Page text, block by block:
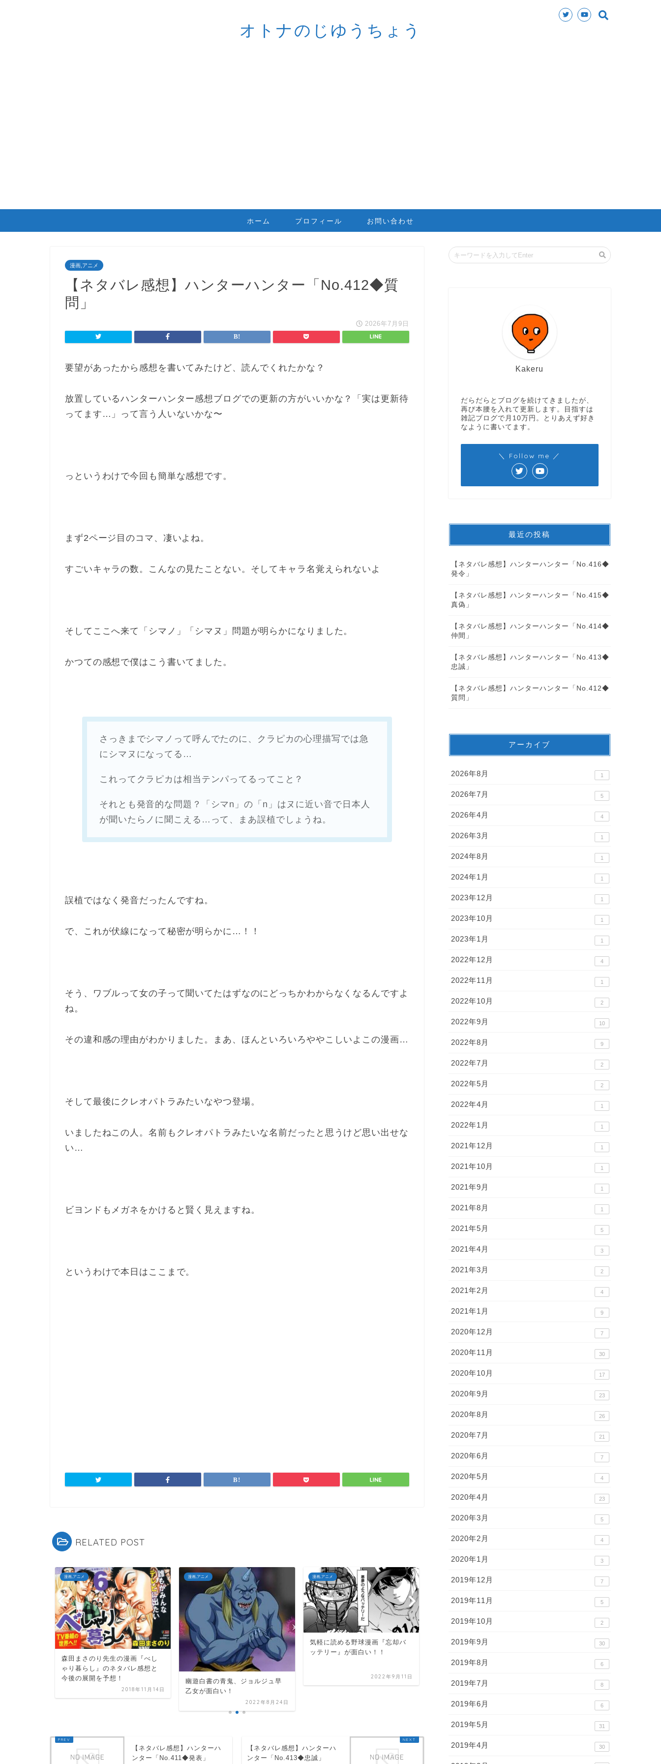
オトナのじゆうちょう
ホーム プロフィール お問い合わせ
漫画,アニメ
【ネタバレ感想】ハンターハンター「No.412◆質
問」
2026年7月9日
要望があったから感想を書いてみたけど、読んでくれたかな？
放置しているハンターハンター感想ブログでの更新の方がいいかな？「実は更新待
ってます…」って言う人いないかな〜
っというわけで今回も簡単な感想です。
まず2ページ目のコマ、凄いよね。
すごいキャラの数。こんなの見たことない。そしてキャラ名覚えられないよ
そしてここへ来て「シマノ」「シマヌ」問題が明らかになりました。
かつての感想で僕はこう書いてました。
さっきまでシマノって呼んでたのに、クラピカの心理描写では急
にシマヌになってる…
これってクラピカは相当テンパってるってこと？
それとも発音的な問題？「シマn」の「n」はヌに近い音で日本人
が聞いたらノに聞こえる…って、まあ誤植でしょうね。
誤植ではなく発音だったんですね。
で、これが伏線になって秘密が明らかに…！！
そう、ワブルって女の子って聞いてたはずなのにどっちかわからなくなるんですよ
ね。
その違和感の理由がわかりました。まあ、ほんといろいろややこしいよこの漫画…
そして最後にクレオパトラみたいなやつ登場。
いましたねこの人。名前もクレオパトラみたいな名前だったと思うけど思い出せな
い…
ビヨンドもメガネをかけると賢く見えますね。
というわけで本日はここまで。
RELATED POST
漫画,アニメ
森田まさのり先生の漫画『べし
ゃり暮らし』のネタバレ感想と
今後の展開を予想！
2018年11月14日
漫画,アニメ
幽遊白書の青鬼、ジョルジュ早
乙女が面白い！
2022年8月24日
漫画,アニメ
気軽に読める野球漫画『忘却バ
ッテリー』が面白い！！
2022年9月11日
漫画,アニメ
森田まさのり先生の漫画『べし
ゃり暮らし』のネタバレ感想と
幽遊白書の青鬼、ジョルジュ早
乙女が面白い！
【ネタバレ感想】ハンターハ
ンター「No.411◆発表」
【ネタバレ感想】ハンターハ
ンター「No.413◆忠誠」
Kakeru
だらだらとブログを続けてきましたが、
再び本腰を入れて更新します。目指すは
雑記ブログで月10万円。とりあえず好き
なように書いてます。
＼ Follow me ／
最近の投稿
【ネタバレ感想】ハンターハンター「No.416◆
発令」
【ネタバレ感想】ハンターハンター「No.415◆
真偽」
【ネタバレ感想】ハンターハンター「No.414◆
仲間」
【ネタバレ感想】ハンターハンター「No.413◆
忠誠」
【ネタバレ感想】ハンターハンター「No.412◆
質問」
アーカイブ
2026年8月 1
2026年7月 5
2026年4月 4
2026年3月 1
2024年8月 1
2024年1月 1
2023年12月 1
2023年10月 1
2023年1月 1
2022年12月 4
2022年11月 1
2022年10月 2
2022年9月 10
2022年8月 9
2022年7月 2
2022年5月 2
2022年4月 1
2022年1月 1
2021年12月 1
2021年10月 1
2021年9月 1
2021年8月 1
2021年5月 5
2021年4月 3
2021年3月 2
2021年2月 4
2021年1月 9
2020年12月 7
2020年11月 30
2020年10月 17
2020年9月 23
2020年8月 26
2020年7月 21
2020年6月 7
2020年5月 4
2020年4月 23
2020年3月 5
2020年2月 4
2020年1月 3
2019年12月 7
2019年11月 5
2019年10月 2
2019年9月 30
2019年8月 6
2019年7月 8
2019年6月 6
2019年5月 31
2019年4月 30